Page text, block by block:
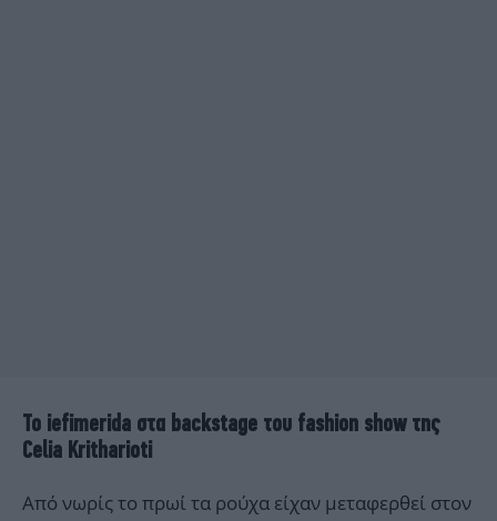
Το iefimerida στα backstage του fashion show της
Celia Kritharioti
Από νωρίς το πρωί τα ρούχα είχαν μεταφερθεί στον